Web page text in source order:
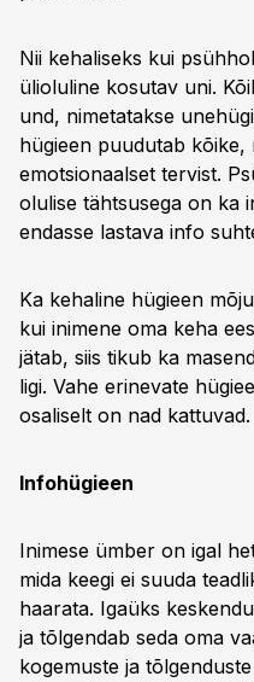
Nii kehaliseks kui
ülioluline kosutav uni.
und, nimetatakse
hügieen puudutab kõike,
emotsionaalset tervist.
olulise tähtsusega on ka
endasse lastava info
Ka kehaline hügieen
kui inimene oma keha
jätab, siis tikub ka
ligi. Vahe erinevate
osaliselt on nad kattuvad.
Infohügieen
Inimese ümber on igal
mida keegi ei suuda
haarata. Igaüks
ja tõlgendab seda oma
kogemuste ja